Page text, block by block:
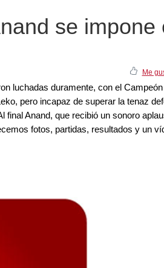
se impone
Me
luchadas duramente, con el
pero incapaz de superar la tenaz
final Anand, que recibió un sonoro
fotos, partidas, resultados y un